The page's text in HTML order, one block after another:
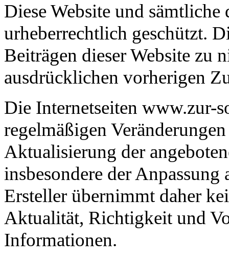
Diese Website und
urheberrechtlich geschützt.
Beiträgen dieser Website zu
ausdrücklichen vorherigen
Die Internetseiten www.zur-
regelmäßigen
Aktualisierung der
insbesondere der
Ersteller übernimmt daher
Aktualität, Richtigkeit und
Informationen.